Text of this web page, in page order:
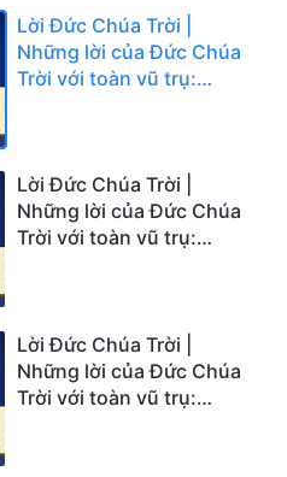
Lời Đức Chúa Trời |
Những lời của Đức Chúa
Trời với toàn vũ trụ:
Lời Đức Chúa Trời |
Những lời của Đức Chúa
Trời với toàn vũ trụ:
Lời Đức Chúa Trời |
Những lời của Đức Chúa
Trời với toàn vũ trụ: